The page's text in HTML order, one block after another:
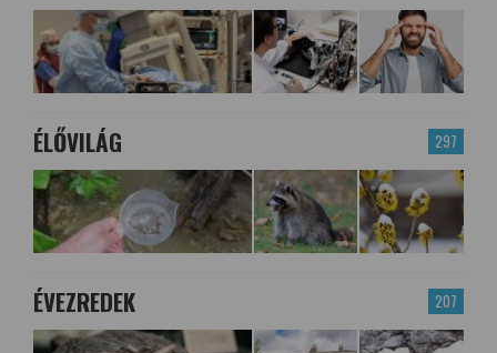
297
ÉLŐVILÁG
207
ÉVEZREDEK